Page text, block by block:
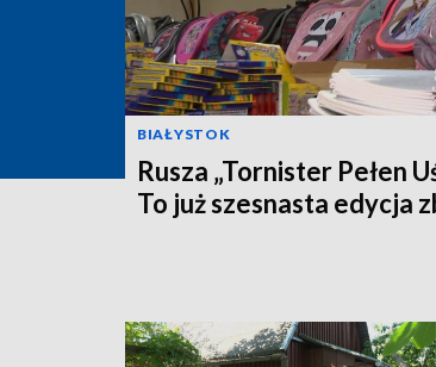
BIAŁYSTOK
Rusza „Tornister Pełen
To już szesnasta edycja